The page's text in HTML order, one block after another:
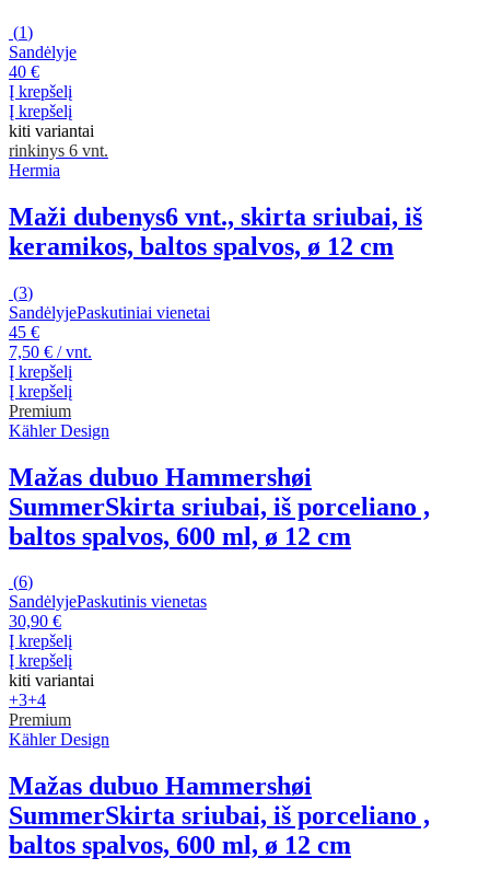
(1)
Sandėlyje
40 €
Į krepšelį
Į krepšelį
kiti variantai
rinkinys 6 vnt.
Hermia
Maži dubenys6 vnt., skirta sriubai, iš
keramikos, baltos spalvos, ø 12 cm
(3)
SandėlyjePaskutiniai vienetai
45 €
7,50 € / vnt.
Į krepšelį
Į krepšelį
Premium
Kähler Design
Mažas dubuo Hammershøi
SummerSkirta sriubai, iš porceliano ,
baltos spalvos, 600 ml, ø 12 cm
(6)
SandėlyjePaskutinis vienetas
30,90 €
Į krepšelį
Į krepšelį
kiti variantai
+3+4
Premium
Kähler Design
Mažas dubuo Hammershøi
SummerSkirta sriubai, iš porceliano ,
baltos spalvos, 600 ml, ø 12 cm